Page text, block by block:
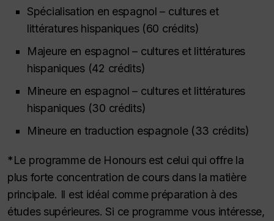
Spécialisation en espagnol – cultures et
littératures hispaniques (60 crédits)
Majeure en espagnol – cultures et littératures
hispaniques (42 crédits)
Mineure en espagnol – cultures et littératures
hispaniques (30 crédits)
Mineure en traduction espagnole (33 crédits)
*Le programme de Honoursest celui qui offre la
plus forte concentration de cours dans la matière
principale. Il est idéal comme préparation à des
études supérieures. Si ce programme vous intéresse,